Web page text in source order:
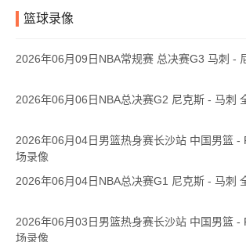
篮球录像
2026年06月09日NBA常规赛 总决赛G3 马刺 -
2026年06月06日NBA总决赛G2 尼克斯 - 马刺
2026年06月04日男篮热身赛长沙站 中国男篮 -
场录像
2026年06月04日NBA总决赛G1 尼克斯 - 马刺
2026年06月03日男篮热身赛长沙站 中国男篮 -
场录像